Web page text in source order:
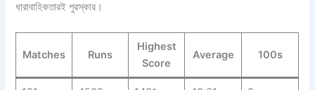
ধারাবাহিকতারই পুরস্কার।
Matches Runs
Highest
Score
Average 100s